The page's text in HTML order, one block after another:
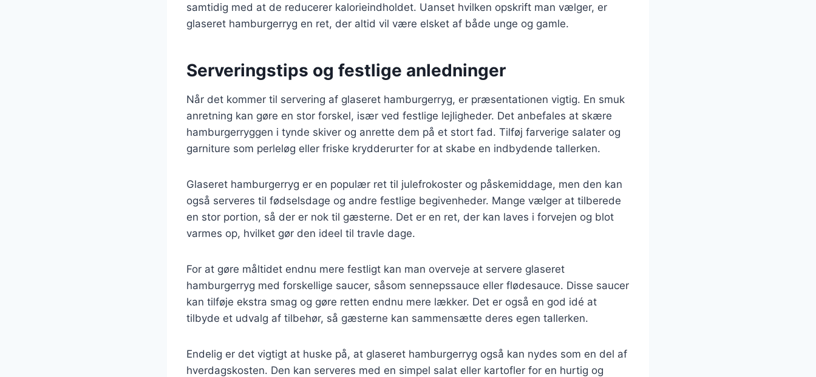
samtidig med at de reducerer kalorieindholdet. Uanset hvilken opskrift man vælger, er
glaseret hamburgerryg en ret, der altid vil være elsket af både unge og gamle.
Serveringstips og festlige anledninger
Når det kommer til servering af glaseret hamburgerryg, er præsentationen vigtig. En smuk
anretning kan gøre en stor forskel, især ved festlige lejligheder. Det anbefales at skære
hamburgerryggen i tynde skiver og anrette dem på et stort fad. Tilføj farverige salater og
garniture som perleløg eller friske krydderurter for at skabe en indbydende tallerken.
Glaseret hamburgerryg er en populær ret til julefrokoster og påskemiddage, men den kan
også serveres til fødselsdage og andre festlige begivenheder. Mange vælger at tilberede
en stor portion, så der er nok til gæsterne. Det er en ret, der kan laves i forvejen og blot
varmes op, hvilket gør den ideel til travle dage.
For at gøre måltidet endnu mere festligt kan man overveje at servere glaseret
hamburgerryg med forskellige saucer, såsom sennepssauce eller flødesauce. Disse saucer
kan tilføje ekstra smag og gøre retten endnu mere lækker. Det er også en god idé at
tilbyde et udvalg af tilbehør, så gæsterne kan sammensætte deres egen tallerken.
Endelig er det vigtigt at huske på, at glaseret hamburgerryg også kan nydes som en del af
hverdagskosten. Den kan serveres med en simpel salat eller kartofler for en hurtig og